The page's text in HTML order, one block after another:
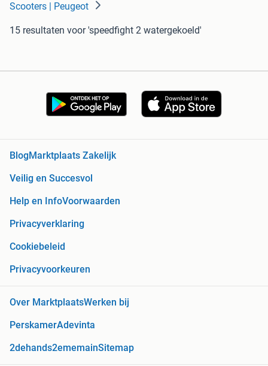
Scooters | Peugeot
15 resultaten voor 'speedfight 2 watergekoeld'
Blog Marktplaats Zakelijk
Veilig en Succesvol
Help en InfoVoorwaarden
Privacyverklaring
Cookiebeleid
Privacyvoorkeuren
Over MarktplaatsWerken bij
PerskamerAdevinta
2dehands2ememainSitemap